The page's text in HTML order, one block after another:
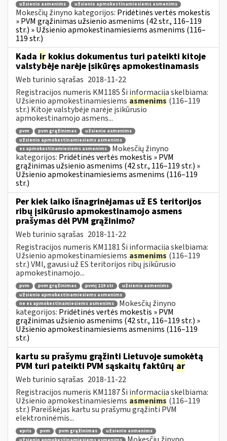
užsienio asmenims
užsienio apmokestinamiesiems asmenims
Mokesčių žinyno kategorijos: Pridėtinės vertės mokestis
» PVM grąžinimas užsienio asmenims (42 str., 116–119
str.) » Užsienio apmokestinamiesiems asmenims (116–
119 str.)
Kada ir kokius dokumentus turi pateikti kitoje
valstybėje narėje įsikūręs apmokestinamasis
Web turinio sąrašas 2018-11-22
Registracijos numeris KM1185 Ši informacija skelbiama:
Užsienio apmokestinamiesiems asmenims (116–119
str.) Kitoje valstybėje narėje įsikūrusio
apmokestinamojo asmens...
pvm pvm grąžinimas
užsienio asmenims
užsienio apmokestinamiesiems asmenims
es apmokestinamiesiems asmenims
Mokesčių žinyno
kategorijos: Pridėtinės vertės mokestis » PVM
grąžinimas užsienio asmenims (42 str., 116–119 str.) »
Užsienio apmokestinamiesiems asmenims (116–119
str.)
Per kiek laiko išnagrinėjamas už ES teritorijos
ribų įsikūrusio apmokestinamojo asmens
prašymas dėl PVM grąžinimo?
Web turinio sąrašas 2018-11-22
Registracijos numeris KM1181 Ši informacija skelbiama:
Užsienio apmokestinamiesiems asmenims (116–119
str.) VMI, gavusi už ES teritorijos ribų įsikūrusio
apmokestinamojo...
pvm pvm grąžinimas pvmį 119 str
užsienio asmenims
užsienio apmokestinamiesiems asmenims
ne es apmokestinamiesiems asmenims
Mokesčių žinyno
kategorijos: Pridėtinės vertės mokestis » PVM
grąžinimas užsienio asmenims (42 str., 116–119 str.) »
Užsienio apmokestinamiesiems asmenims (116–119
str.)
kartu su prašymu grąžinti Lietuvoje sumokėtą
PVM turi pateikti PVM sąskaitų faktūrų ar
Web turinio sąrašas 2018-11-22
Registracijos numeris KM1187 Ši informacija skelbiama:
Užsienio apmokestinamiesiems asmenims (116–119
str.) Pareiškėjas kartu su prašymu grąžinti PVM
elektroninėmis...
epris pvm pvm grąžinimas
užsienio asmenims